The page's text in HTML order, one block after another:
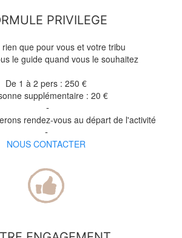
PRIVILEGE
rien que pour vous et votre tribu
le guide quand vous le souhaitez
De 1 à 2 pers : 250 €
supplémentaire : 20 €
-
rendez-vous au départ de l'activité
-
NOUS CONTACTER